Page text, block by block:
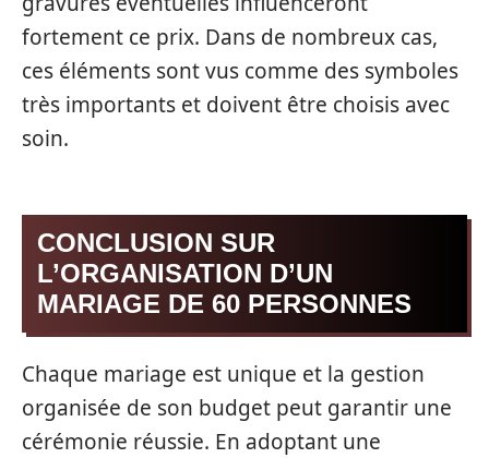
fortement ce prix. Dans de nombreux cas,
ces éléments sont vus comme des symboles
très importants et doivent être choisis avec
soin.
CONCLUSION SUR
L’ORGANISATION D’UN
MARIAGE DE 60 PERSONNES
Chaque mariage est unique et la gestion
organisée de son budget peut garantir une
cérémonie réussie. En adoptant une